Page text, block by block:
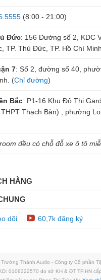
(8:00 - 21:00)
Đức: 156 Đường số 2, KDC
TP. Thủ Đức, TP. Hồ Chí
7: Số 2, đường số 40,
(Chỉ đường)
Bắc: P1-16 Khu Đô Thị
Thạch Bàn) , phường
đều có chỗ đỗ xe ô tô
HÀNG
dõi 60,7k đăng ký
Thành Audio - Công ty Cổ phần
0108322570 do sở KH & ĐT TP.HN